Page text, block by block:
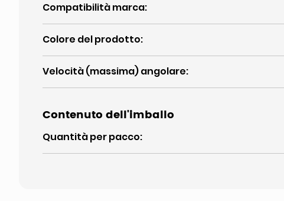
Compatibilità marca:
Colore del prodotto:
Velocità (massima) angolare:
Contenuto dell'imballo
Quantità per pacco: